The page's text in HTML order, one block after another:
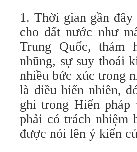
1. Thời gian gần
cho đất nước như
Trung Quốc, thảm
nhũng, sự suy thoái
nhiều bức xúc trong
là điều hiển nhiên,
ghi trong Hiến
phải có trách nhiệm
được nói lên ý kiến